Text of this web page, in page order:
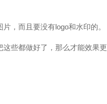
，而且要没有logo和水印的。
些都做好了，那么才能效果更